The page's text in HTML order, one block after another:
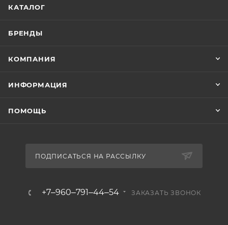
КАТАЛОГ
БРЕНДЫ
КОМПАНИЯ
ИНФОРМАЦИЯ
ПОМОЩЬ
ПОДПИСАТЬСЯ НА РАССЫЛКУ
+7‒960‒791‒44‒54 ЗАКАЗАТЬ ЗВОНОК